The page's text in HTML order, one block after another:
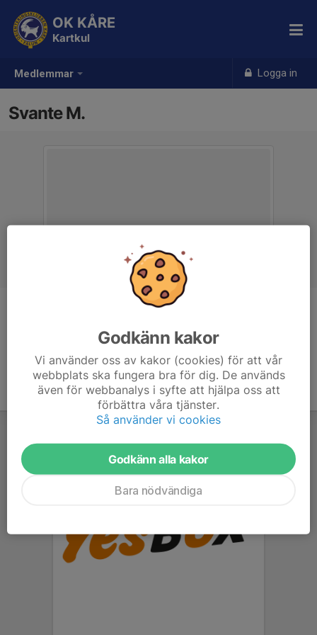
Medlemmar Logga in
OK KÅRE
Kartkul
Svante M.
Godkänn kakor
Vi använder oss av kakor (cookies) för att vår
webbplats ska fungera bra för dig. De används
även för webbanalys i syfte att hjälpa oss att
förbättra våra tjänster.
Så använder vi cookies
Godkänn alla kakor
Bara nödvändiga